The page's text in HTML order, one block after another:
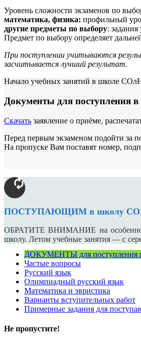
Уровень сложности экзаменов по
математика, физика: профильный
другие предметы по выбору:
Предмет по выбору определяет
При поступлении учитываются
засчитывается лучший результат.
Начало учебных занятий в школе
Документы для поступления
Скачать заявление о приёме,
Перед первым экзаменом подойти за
На пропуске Вам поставят номер,
ПОСТУПАЮЩИМ в школу
ОБРАТИТЕ ВНИМАНИЕ на
школу. Летом учебные занятия — с
ДОКУМЕНТЫ для поступления
Частые вопросы
Русский язык
Олимпиадный русский язык
Математика и эвристика
Варианты вступительных работ
Примерные задания для
Не пропустите!